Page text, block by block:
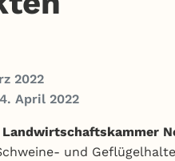
2022
April 2022
und